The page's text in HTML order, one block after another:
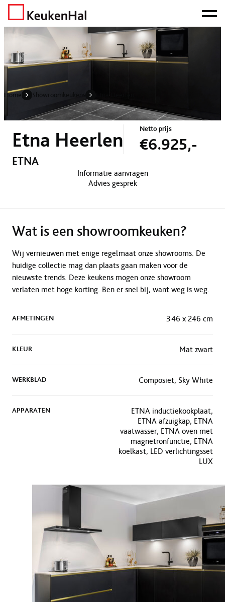
Home Showroomkeukens
Home Showroomkeukens
Etna Heerlen Netto prijs
€6.925,-
ETNA
Informatie aanvragen
Advies gesprek
Wat is een showroomkeuken?
Wij vernieuwen met enige regelmaat onze showrooms. De
huidige collectie mag dan plaats gaan maken voor de
nieuwste trends. Deze keukens mogen onze showroom
verlaten met hoge korting. Ben er snel bij, want weg is weg.
AFMETINGEN 346 x 246 cm
KLEUR Mat zwart
WERKBLAD Composiet, Sky White
APPARATEN
ETNA inductiekookplaat,
ETNA afzuigkap, ETNA
vaatwasser, ETNA oven met
magnetronfunctie, ETNA
koelkast, LED verlichtingsset
LUX